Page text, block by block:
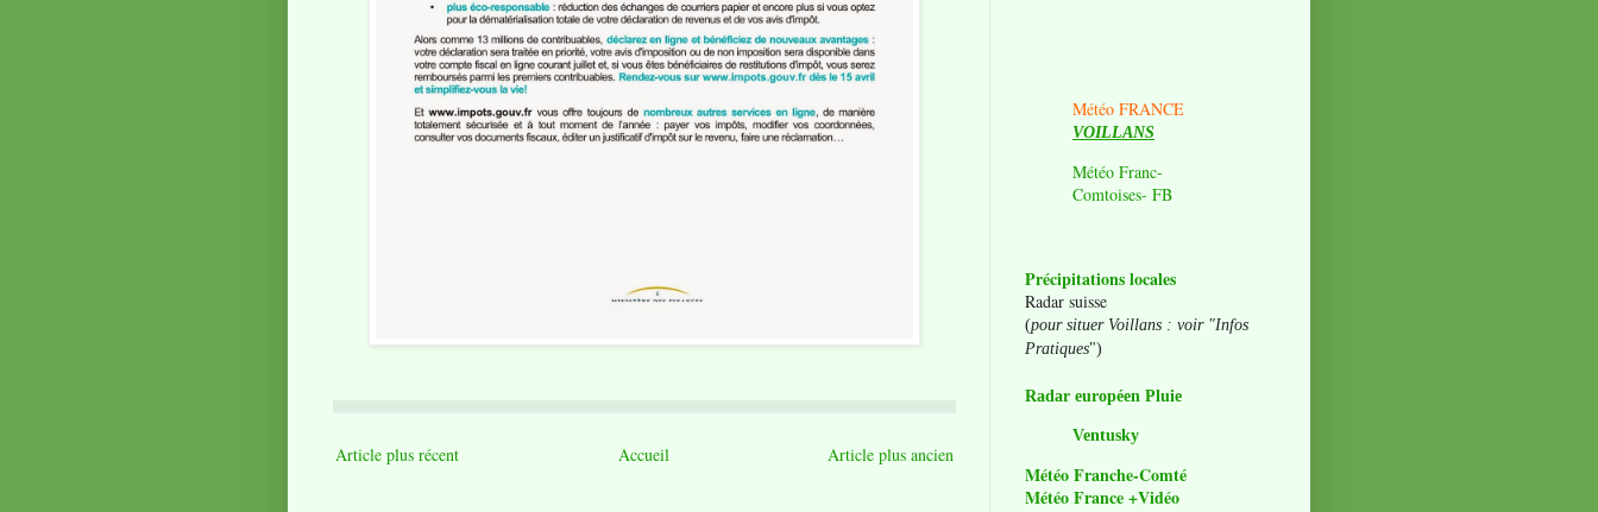
Article plus récent Article plus ancien
Accueil
Météo FRANCE
VOILLANS
Météo Franc-
Comtoises- FB
Précipitations locales
Radar suisse
(pour situer Voillans : voir "Infos
Pratiques")
Radar européen Pluie
Ventusky
Météo Franche-Comté
Météo France +Vidéo